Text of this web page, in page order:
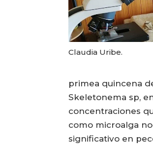
Claudia Uribe.
primea quincena
Skeletonema sp,
concentraciones
como microalga
significativo en